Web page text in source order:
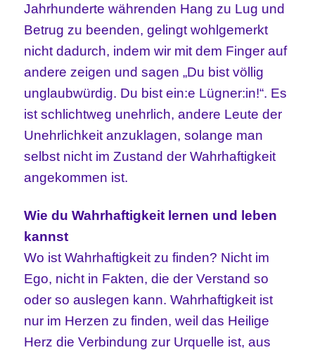
Jahrhunderte währenden Hang zu Lug und
Betrug zu beenden, gelingt wohlgemerkt
nicht dadurch, indem wir mit dem Finger auf
andere zeigen und sagen „Du bist völlig
unglaubwürdig. Du bist ein:e Lügner:in!“. Es
ist schlichtweg unehrlich, andere Leute der
Unehrlichkeit anzuklagen, solange man
selbst nicht im Zustand der Wahrhaftigkeit
angekommen ist.
Wie du Wahrhaftigkeit lernen und leben
kannst
Wo ist Wahrhaftigkeit zu finden? Nicht im
Ego, nicht in Fakten, die der Verstand so
oder so auslegen kann. Wahrhaftigkeit ist
nur im Herzen zu finden, weil das Heilige
Herz die Verbindung zur Urquelle ist, aus